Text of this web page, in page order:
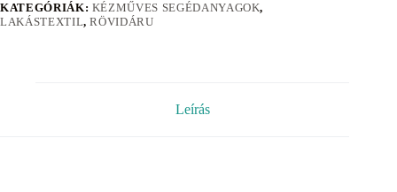
KATEGÓRIÁK: KÉZMŰVES SEGÉDANYAGOK,
LAKÁSTEXTIL,RÖVIDÁRU
Leírás